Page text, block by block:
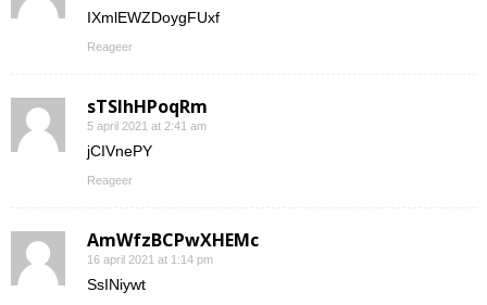
IXmlEWZDoygFUxf
Reageer
sTSIhHPoqRm
5 april 2021 at 2:41 am
jCIVnePY
Reageer
AmWfzBCPwXHEMc
16 april 2021 at 1:14 pm
SsINiywt